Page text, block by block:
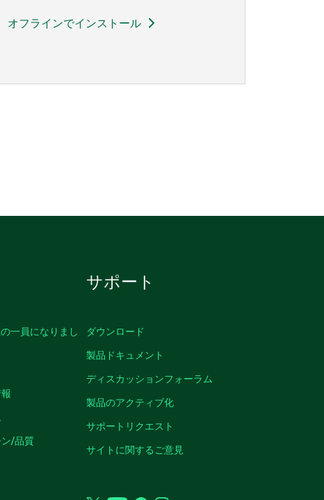
オフラインでインストール
一員になりまし
/品質
サポート
ダウンロード
製品ドキュメント
ディスカッションフォーラム
製品のアクティブ化
サポートリクエスト
サイトに関するご意見